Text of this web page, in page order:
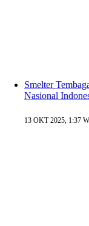
Smelter
Nasional
13 OKT 2025, 1:37